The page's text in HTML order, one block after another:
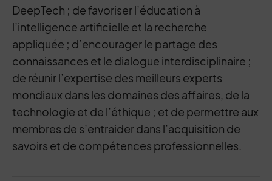
DeepTech ; de favoriser l’éducation à
l’intelligence artificielle et la recherche
appliquée ; d’encourager le partage des
connaissances et le dialogue interdisciplinaire ;
de réunir l’expertise des meilleurs experts
mondiaux dans les domaines des affaires, de la
technologie et de l’éthique ; et de permettre aux
membres de s’entraider dans l’acquisition de
savoirs et de compétences professionnelles.